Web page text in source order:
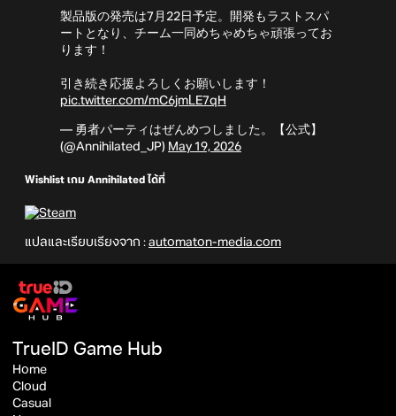
製品版の発売は7月22日予定。開発もラストスパ
ートとなり、チーム一同めちゃめちゃ頑張ってお
ります！
引き続き応援よろしくお願いします！
pic.twitter.com/mC6jmLE7qH
— 勇者パーティはぜんめつしました。【公式】
(@Annihilated_JP) May 19, 2026
Wishlist เกม Annihilated ได้ที่
แปลและเรียบเรียงจาก : automaton-media.com
TrueID Game Hub
Home
Cloud
Casual